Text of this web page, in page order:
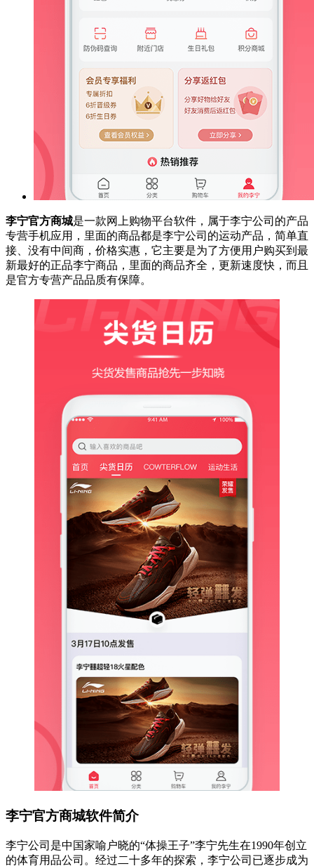
李宁官方商城是一款网上购物平台软件，属于李宁公司的产品
专营手机应用，里面的商品都是李宁公司的运动产品，简单直
接、没有中间商，价格实惠，它主要是为了方便用户购买到最
新最好的正品李宁商品，里面的商品齐全，更新速度快，而且
是官方专营产品品质有保障。
李宁官方商城软件简介
李宁公司是中国家喻户晓的“体操王子”李宁先生在1990年创立
的体育用品公司。经过二十多年的探索，李宁公司已逐步成为